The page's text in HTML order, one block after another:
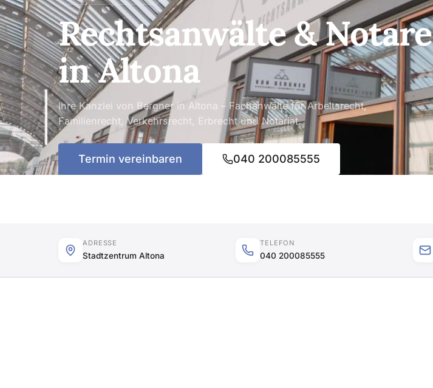
Rechtsanwälte & Notare
in Altona
Ihre Kanzlei von Bergner in Altona – Fachanwälte für Arbeitsrecht,
Familienrecht, Verkehrsrecht, Erbrecht und Notariat.
Termin vereinbaren 040 200085555
ADRESSE
Stadtzentrum Altona
TELEFON
040 200085555